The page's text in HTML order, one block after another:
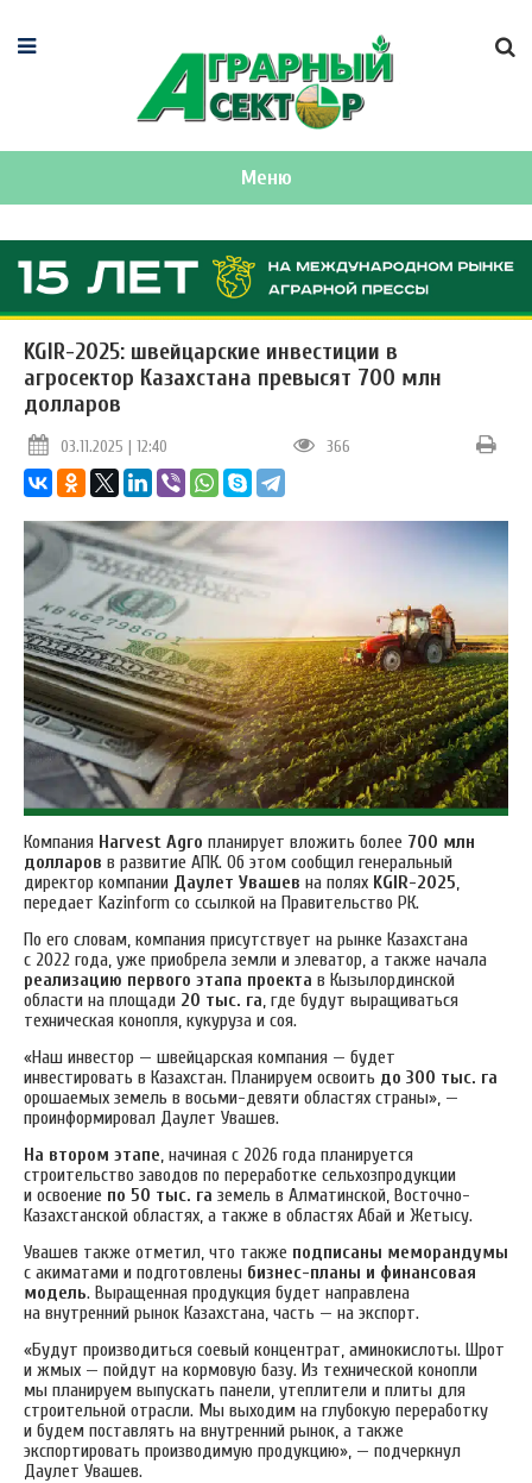
Меню
KGIR-2025: швейцарские инвестиции в
агросектор Казахстана превысят 700 млн
долларов
03.11.2025 | 12:40 366
Компания Harvest Agro планирует вложить более 700 млн
долларов в развитие АПК. Об этом сообщил генеральный
директор компании Даулет Увашев на полях KGIR-2025,
передает Kazinform со ссылкой на Правительство РК.
По его словам, компания присутствует на рынке Казахстана
с 2022 года, уже приобрела земли и элеватор, а также начала
реализацию первого этапа проекта в Кызылординской
области на площади 20 тыс. га, где будут выращиваться
техническая конопля, кукуруза и соя.
«Наш инвестор — швейцарская компания — будет
инвестировать в Казахстан. Планируем освоить до 300 тыс. га
орошаемых земель в восьми-девяти областях страны», —
проинформировал Даулет Увашев.
На втором этапе, начиная с 2026 года планируется
строительство заводов по переработке сельхозпродукции
и освоение по 50 тыс. га земель в Алматинской, Восточно-
Казахстанской областях, а также в областях Абай и Жетысу.
Увашев также отметил, что также подписаны меморандумы
с акиматами и подготовлены бизнес-планы и финансовая
модель. Выращенная продукция будет направлена
на внутренний рынок Казахстана, часть — на экспорт.
«Будут производиться соевый концентрат, аминокислоты. Шрот
и жмых — пойдут на кормовую базу. Из технической конопли
мы планируем выпускать панели, утеплители и плиты для
строительной отрасли. Мы выходим на глубокую переработку
и будем поставлять на внутренний рынок, а также
экспортировать производимую продукцию», — подчеркнул
Даулет Увашев.